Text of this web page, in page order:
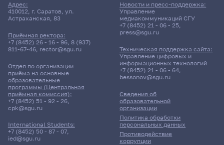
Адрес:
410012, г. Саратов, ул.
Астраханская, 83
Приёмная ректора:
+7 (8452) 26 - 16 - 96, 8 (937)
811-67-46, rector@sgu.ru
Отдел по организации
приёма на основные
образовательные
программы (Центральная
приёмная комиссия):
+7 (8452) 51 - 92 - 26,
cpk@sgu.ru
International Students:
+7 (8452) 50 - 87 - 07,
ied@sgu.ru
Сведения об
образовательной
организации
Политика обработки
персональных данных
Противодействие
коррупции
Новости и пресс-поддержка:
Управление
медиакоммуникаций СГУ
+7 (8452) 21 - 06 - 25,
press@sgu.ru
Техническая поддержка сайта:
Управление цифровых и
информационных технологий
+7 (8452) 21 - 06 - 64,
bessonov@sgu.ru